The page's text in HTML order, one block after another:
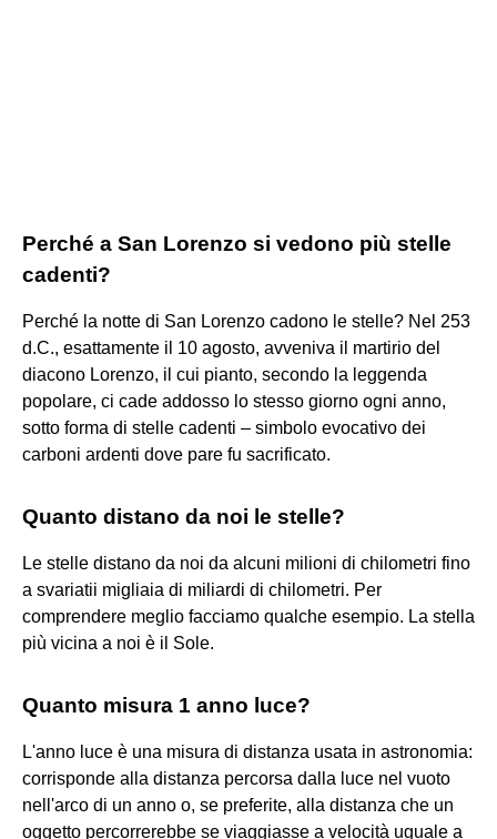
Perché a San Lorenzo si vedono più stelle
cadenti?
Perché la notte di San Lorenzo cadono le stelle? Nel 253
d.C., esattamente il 10 agosto, avveniva il martirio del
diacono Lorenzo, il cui pianto, secondo la leggenda
popolare, ci cade addosso lo stesso giorno ogni anno,
sotto forma di stelle cadenti – simbolo evocativo dei
carboni ardenti dove pare fu sacrificato.
Quanto distano da noi le stelle?
Le stelle distano da noi da alcuni milioni di chilometri fino
a svariatii migliaia di miliardi di chilometri. Per
comprendere meglio facciamo qualche esempio. La stella
più vicina a noi è il Sole.
Quanto misura 1 anno luce?
L'anno luce è una misura di distanza usata in astronomia:
corrisponde alla distanza percorsa dalla luce nel vuoto
nell'arco di un anno o, se preferite, alla distanza che un
oggetto percorrerebbe se viaggiasse a velocità uguale a